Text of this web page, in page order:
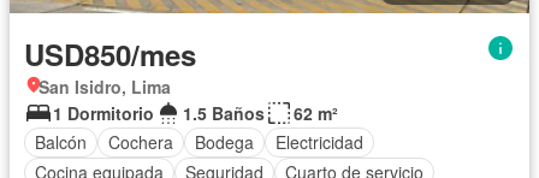
USD850/mes
San Isidro, Lima
1 Dormitorio
1.5 Baños
62 m²
Balcón
Cochera Bodega
Electricidad
Cocina equipada
Seguridad Cuarto de servicio